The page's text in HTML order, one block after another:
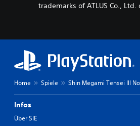
trademarks of ATLUS Co.,
Home Spiele Shin Megami Tensei III
Infos
Über SIE